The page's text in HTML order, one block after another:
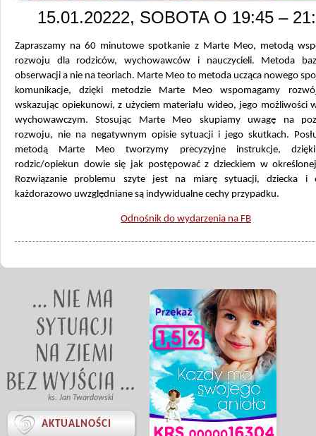
15.01.20222, SOBOTA O 19:45 –
Zapraszamy na 60 minutowe spotkanie z Marte Meo, metodą
rozwoju dla rodziców, wychowawców i nauczycieli. Metoda
obserwacji a nie na teoriach. Marte Meo to metoda ucząca nowego
komunikacje, dzięki metodzie Marte Meo wspomagamy
wskazując opiekunowi, z użyciem materiału wideo, jego możliwości
wychowawczym. Stosując Marte Meo skupiamy uwagę na
rozwoju, nie na negatywnym opisie sytuacji i jego skutkach.
metodą Marte Meo tworzymy precyzyjne instrukcje,
rodzic/opiekun dowie się jak postępować z dzieckiem w
Rozwiązanie problemu szyte jest na miarę sytuacji, dziecka i
każdorazowo uwzględniane są indywidualne cechy przypadku.
Odnośnik do wydarzenia na FB
ks. Jan Twardowski
 AKTUALNOŚCI